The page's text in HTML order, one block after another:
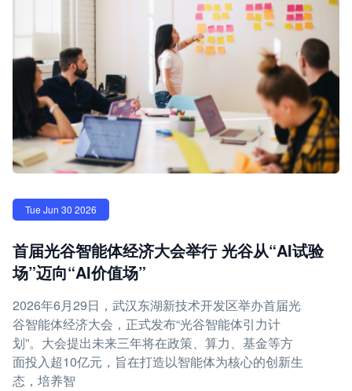
Tue Jun 30 2026
首届光谷智能体经济大会举行 光谷从“AI试验
场”迈向“AI价值场”
2026年6月29日，武汉东湖新技术开发区举办首届光
谷智能体经济大会，正式发布“光谷智能体引力计
划”。大会提出未来三年将在政策、算力、基金等方
面投入超10亿元，旨在打造以智能体为核心的创新生
态，培养智